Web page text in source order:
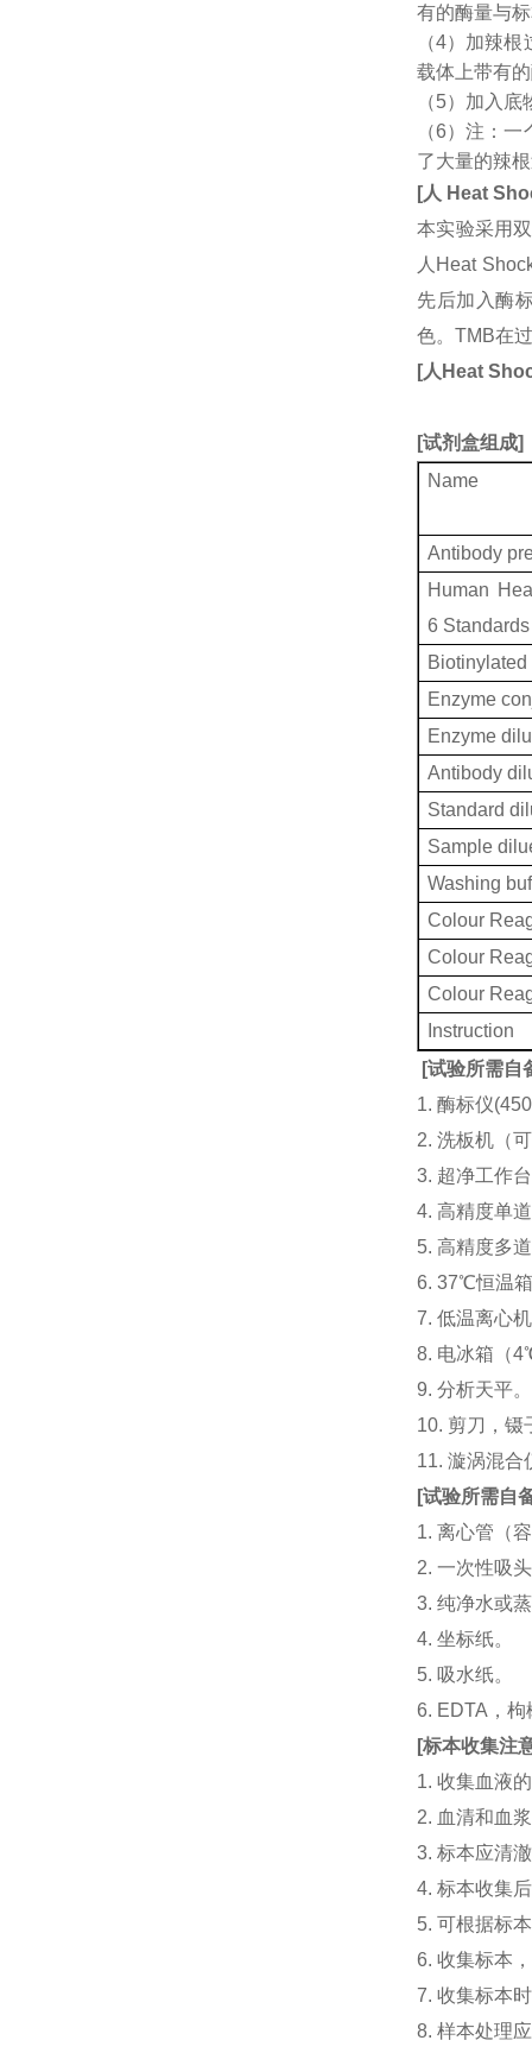
有的酶量与
（4）加辣
载体上带有
（5）加入
（6）注：
了大量的辣
[人 Heat
本实验采用
人Heat
先后加入酶
色。TMB在
[人 Heat
[试剂盒组成]
Name
Antibody
Human
6 Standards
Enzyme
Enzyme
Antibody
Standard
Sample
Washing
Colour
Colour
Colour
Instruction
[试验所需自
1. 酶标仪
2. 洗板机（
3. 超净工作
4. 高精度单
5. 高精度多
6. 37℃恒温
7. 低温离心
8. 电冰箱（
9. 分析天平。
10. 剪刀，镊
11. 漩涡混
[试验所需自
1. 离心管（
2. 一次性吸
3. 纯净水或
4. 坐标纸。
5. 吸水纸。
6. EDTA，
[标本收集注
1. 收集血液
2. 血清和血
3. 标本应清
4. 标本收集
5. 可根据标
6. 收集标本
7. 收集标本
8. 样本处理